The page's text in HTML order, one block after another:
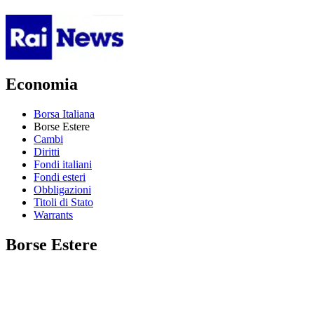
Economia
Borsa Italiana
Borse Estere
Cambi
Diritti
Fondi italiani
Fondi esteri
Obbligazioni
Titoli di Stato
Warrants
Borse Estere